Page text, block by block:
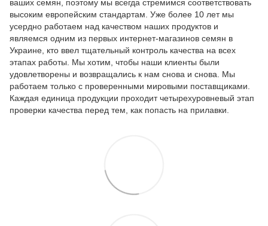
ваших семян, поэтому мы всегда стремимся соответствовать
высоким европейским стандартам. Уже более 10 лет мы
усердно работаем над качеством наших продуктов и
являемся одним из первых интернет-магазинов семян в
Украине, кто ввел тщательный контроль качества на всех
этапах работы. Мы хотим, чтобы наши клиенты были
удовлетворены и возвращались к нам снова и снова. Мы
работаем только с проверенными мировыми поставщиками.
Каждая единица продукции проходит четырехуровневый этап
проверки качества перед тем, как попасть на прилавки.